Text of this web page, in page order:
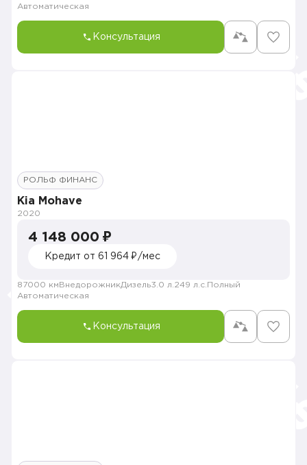
Автоматическая
Консультация
РОЛЬФ ФИНАНС
Kia Mohave
2020
4 148 000 ₽
Кредит от 61 964 ₽/мес
87000 км ВнедорожникДизель3.0 л. 249 л.с. Полный
Автоматическая
Консультация